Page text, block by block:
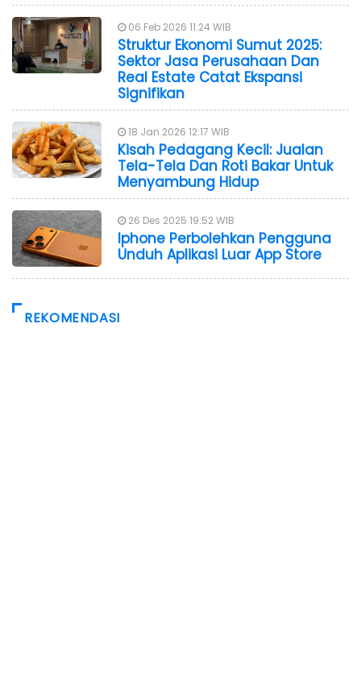
06 Feb 2026 11:24 WIB
Struktur Ekonomi Sumut 2025:
Sektor Jasa Perusahaan Dan
Real Estate Catat Ekspansi
Signifikan
18 Jan 2026 12:17 WIB
Kisah Pedagang Kecil: Jualan
Tela-Tela Dan Roti Bakar Untuk
Menyambung Hidup
26 Des 2025 19:52 WIB
Iphone Perbolehkan Pengguna
Unduh Aplikasi Luar App Store
REKOMENDASI